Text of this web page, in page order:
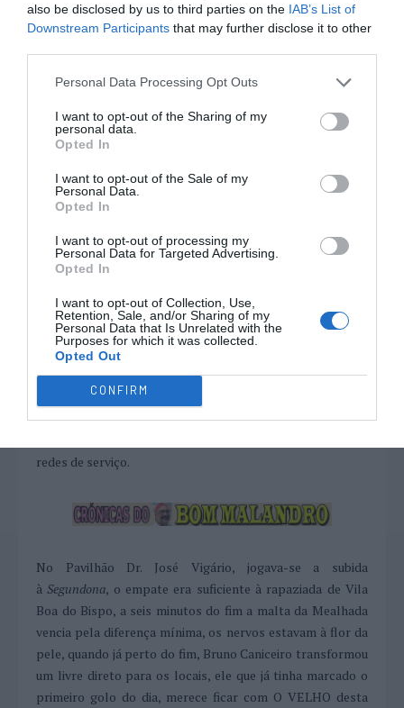
also be disclosed by us to third parties on the IAB’s List of
Downstream Participants that may further disclose it to other
Personal Data Processing Opt Outs
I want to opt-out of the Sharing of my
personal data.
Opted In
I want to opt-out of the Sale of my
Personal Data.
Opted In
I want to opt-out of processing my
Personal Data for Targeted Advertising.
Opted In
I want to opt-out of Collection, Use,
Retention, Sale, and/or Sharing of my
Personal Data that Is Unrelated with the
Purposes for which it was collected.
Opted Out
CONFIRM
Nacional e à Final-Four distrital, em sub-20, pelo HC
Marco
Para terminar, o que mais o irrita durante um jogo:O
descontrolo emocional por parte dos meus jogadores.
Foi no Casablanca que tivemos A SACADA desta semana,
vinte golos no Nacional de sub-17, com destaque para
dos alentejanos do Vasco de Gama.
Continuamos no Nacional de sub-17, onde temos o cenário
perfeito para a NÉPIA, um belo empate sem golos, foi no
Minho que a bola não entrou nenhuma vez na baliza,
enorme mérito para Simão Araújo (OC Barcelos), Duarte
redes de serviço.
No Pavilhão Dr. José Vigário, jogava-se a subida
àSegundona, o empate era suficiente à rapaziada de Vila
Boa do Bispo, a seis minutos do fim a malta da Mealhada
vencia pela diferença mínima, os nervos estavam à flor da
pele, quando já perto do fim, Bruno Caniceiro transformou
um livre direto para os locais, ele que já tinha marcado o
primeiro golo do dia, merece ficar com O VELHO desta